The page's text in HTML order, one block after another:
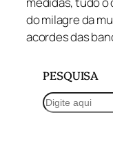
do milagre da
acordes das
PESQUISA
P
e